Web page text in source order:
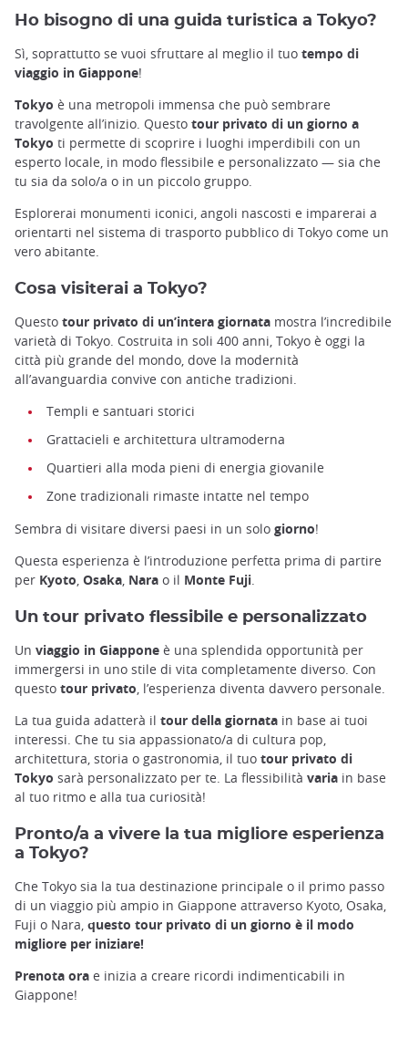
Ho bisogno di una guida turistica a Tokyo?
Sì, soprattutto se vuoi sfruttare al meglio il tuo tempo di
viaggio in Giappone!
Tokyo è una metropoli immensa che può sembrare
travolgente all’inizio. Questo tour privato di un giorno a
Tokyo ti permette di scoprire i luoghi imperdibili con un
esperto locale, in modo flessibile e personalizzato — sia che
tu sia da solo/a o in un piccolo gruppo.
Esplorerai monumenti iconici, angoli nascosti e imparerai a
orientarti nel sistema di trasporto pubblico di Tokyo come un
vero abitante.
Cosa visiterai a Tokyo?
Questo tour privato di un’intera giornata mostra l’incredibile
varietà di Tokyo. Costruita in soli 400 anni, Tokyo è oggi la
città più grande del mondo, dove la modernità
all’avanguardia convive con antiche tradizioni.
Templi e santuari storici
Grattacieli e architettura ultramoderna
Quartieri alla moda pieni di energia giovanile
Zone tradizionali rimaste intatte nel tempo
Sembra di visitare diversi paesi in un solo giorno!
Questa esperienza è l’introduzione perfetta prima di partire
per Kyoto Osaka Nara o il Monte Fuji
Un tour privato flessibile e personalizzato
Un viaggio in Giappone è una splendida opportunità per
immergersi in uno stile di vita completamente diverso. Con
questo tour privato , l’esperienza diventa davvero personale.
La tua guida adatterà il tour della giornata in base ai tuoi
interessi. Che tu sia appassionato/a di cultura pop,
architettura, storia o gastronomia, il tuo tour privato di
Tokyo sarà personalizzato per te. La flessibilità varia in base
al tuo ritmo e alla tua curiosità!
Pronto/a a vivere la tua migliore esperienza
a Tokyo?
Che Tokyo sia la tua destinazione principale o il primo passo
di un viaggio più ampio in Giappone attraverso Kyoto, Osaka,
Fuji o Nara, questo tour privato di un giorno è il modo
migliore per iniziare!
Prenota ora e inizia a creare ricordi indimenticabili in
Giappone!